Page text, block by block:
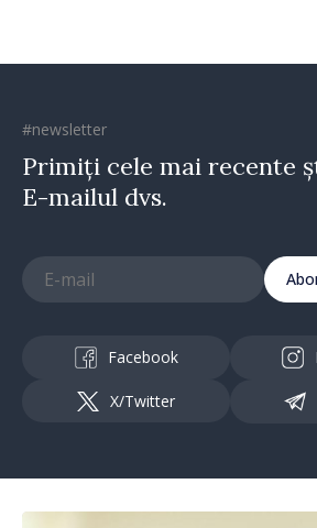
#newsletter
Primiți cele mai recente
E-mailul dvs.
Facebook
X/Twitter